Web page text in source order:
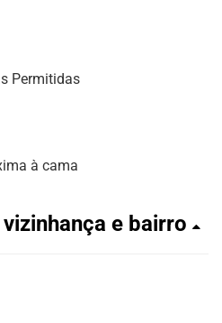
Permitidas
à cama
e bairro